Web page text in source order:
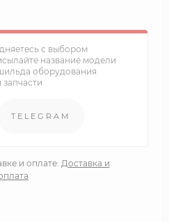
с выбором
название модели
оборудования
запчасти
TELEGRAM
и оплате: Доставка и